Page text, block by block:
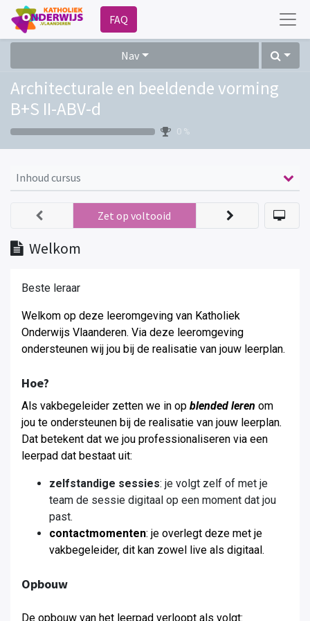
FAQ
Nav
Architecturale en beeldende vorming
B+S II-ABV-d
0 %
Inhoud cursus
Welkom
Zet op voltooid
Beste leraar
Welkom op deze leeromgeving van Katholiek
Onderwijs Vlaanderen. Via deze leeromgeving
ondersteunen wij jou bij de realisatie van jouw leerplan.
Hoe?
Als vakbegeleider zetten we in op blended leren om
jou te ondersteunen bij de realisatie van jouw leerplan.
Dat betekent dat we jou professionaliseren via een
leerpad dat bestaat uit:
zelfstandige sessies: je volgt zelf of met je
team de sessie digitaal op een moment dat jou
past.
contactmomenten: je overlegt deze met je
vakbegeleider, dit kan zowel live als digitaal.
Opbouw
De opbouw van het leerpad verloopt als volgt: